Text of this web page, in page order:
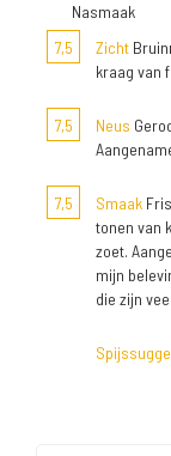
Nasmaak
7,5
Zicht
kraag van
7,5 Neus
7,5 Smaak
tonen van
zoet.
mijn
die zijn